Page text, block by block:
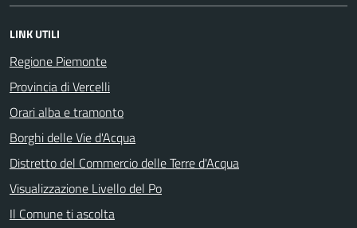
LINK UTILI
Regione Piemonte
Provincia di Vercelli
Orari alba e tramonto
Borghi delle Vie d'Acqua
Distretto del Commercio delle Terre d'Acqua
Visualizzazione Livello del Po
Il Comune ti ascolta